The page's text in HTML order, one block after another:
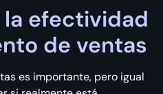
efectividad
de ventas
es importante, pero igual